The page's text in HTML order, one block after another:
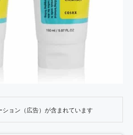
ション（広告）が含まれています